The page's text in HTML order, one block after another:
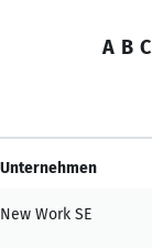
A B C
Unternehmen
New Work SE